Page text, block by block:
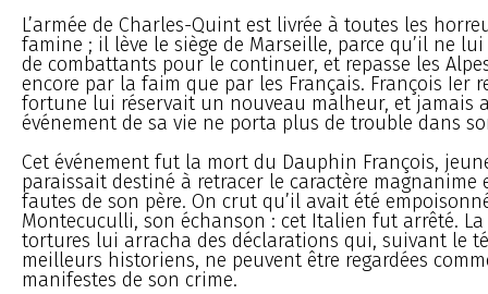
L’armée de Charles-Quint est livrée à toutes les
famine ; il lève le siège de Marseille, parce qu’il ne
de combattants pour le continuer, et repasse les
encore par la faim que par les Français. François Ier
fortune lui réservait un nouveau malheur, et jamais
événement de sa vie ne porta plus de trouble dans
Cet événement fut la mort du Dauphin François,
paraissait destiné à retracer le caractère magnanime
fautes de son père. On crut qu’il avait été
Montecuculli, son échanson : cet Italien fut arrêté. La
tortures lui arracha des déclarations qui, suivant le
meilleurs historiens, ne peuvent être regardées
manifestes de son crime.